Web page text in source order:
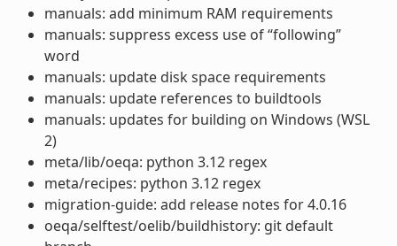
manuals: add minimum RAM requirements
manuals: suppress excess use of “following”
word
manuals: update disk space requirements
manuals: update references to buildtools
manuals: updates for building on Windows (WSL
2)
meta/lib/oeqa: python 3.12 regex
meta/recipes: python 3.12 regex
migration-guide: add release notes for 4.0.16
oeqa/selftest/oelib/buildhistory: git default